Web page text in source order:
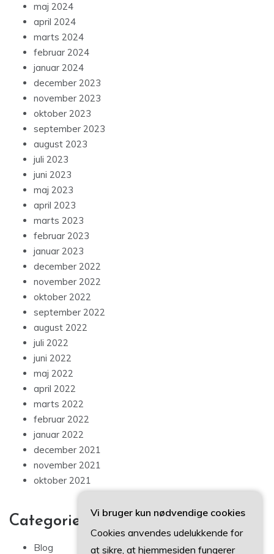
maj 2024
april 2024
marts 2024
februar 2024
januar 2024
december 2023
november 2023
oktober 2023
september 2023
august 2023
juli 2023
juni 2023
maj 2023
april 2023
marts 2023
februar 2023
januar 2023
december 2022
november 2022
oktober 2022
september 2022
august 2022
juli 2022
juni 2022
maj 2022
april 2022
marts 2022
februar 2022
januar 2022
december 2021
november 2021
oktober 2021
Categories
Blog
Vi bruger kun nødvendige cookies
Cookies anvendes udelukkende for
at sikre, at hjemmesiden fungerer